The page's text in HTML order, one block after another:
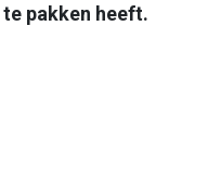
pakken heeft.